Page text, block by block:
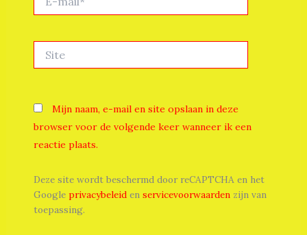
mail*
Mijn naam, e-mail en site opslaan in deze
browser voor de volgende keer wanneer ik een
reactie plaats.
Deze site wordt beschermd door reCAPTCHA en het
Google privacybeleiden servicevoorwaardenzijn van
toepassing.